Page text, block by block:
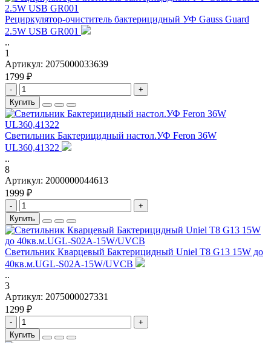
Рециркулятор-очиститель бактерицидный УФ Gauss Guard
2.5W USB GR001
..
1
Артикул: 2075000033639
1799 ₽
-
+
Купить
Светильник Бактерицидный настол.УФ Feron 36W
UL360,41322
..
8
Артикул: 2000000044613
1999 ₽
-
+
Купить
Светильник Кварцевый Бактерицидный Uniel T8 G13 15W до
40кв.м.UGL-S02A-15W/UVCB
..
3
Артикул: 2075000027331
1299 ₽
-
+
Купить